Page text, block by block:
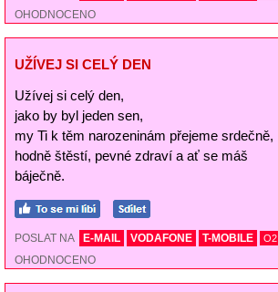
OHODNOCENO
UŽÍVEJ SI CELÝ DEN
Užívej si celý den,
jako by byl jeden sen,
my Ti k těm narozeninám přejeme srdečně,
hodně štěstí, pevné zdraví a ať se máš
báječně.
POSLAT NA E-MAIL VODAFONE T-MOBILE O2
OHODNOCENO